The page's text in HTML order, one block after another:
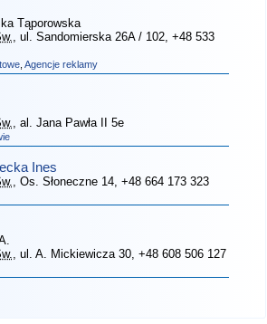
Tąporowska
, ul. Sandomierska 26A / 102, +48 533
, Agencje reklamy
, al. Jana Pawła II 5e
Ines
, Os. Słoneczne 14, +48 664 173 323
, ul. A. Mickiewicza 30, +48 608 506 127